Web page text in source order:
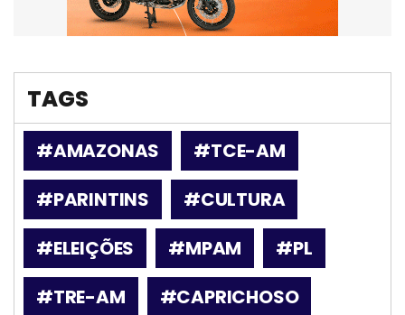
TAGS
#AMAZONAS
#TCE-AM
#PARINTINS
#CULTURA
#ELEIÇÕES
#MPAM
#PL
#TRE-AM
#CAPRICHOSO